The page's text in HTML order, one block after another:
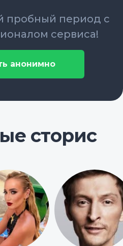
пробный период с
сервиса!
анонимно
сторис